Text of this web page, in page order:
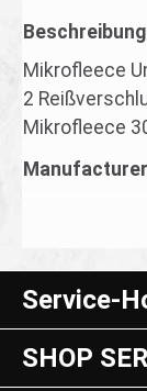
Beschreibung
Mikrofleece
2
Mikrofleece
Manufacturer
Service-
SHOP